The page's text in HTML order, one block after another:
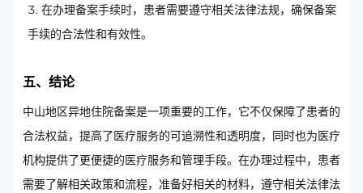
在办理备案手续时，患者需要遵守相关法律法规，确保备案
手续的合法性和有效性。
五、结论
中山地区异地住院备案是一项重要的工作，它不仅保障了患者的
合法权益，提高了医疗服务的可追溯性和透明度，同时也为医疗
机构提供了更便捷的医疗服务和管理手段。在办理过程中，患者
需要了解相关政策和流程，准备好相关的材料，遵守相关法律法